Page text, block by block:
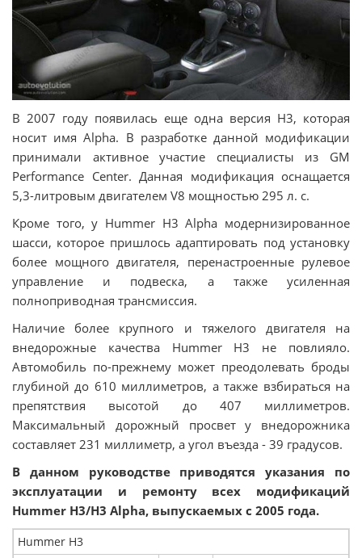
В 2007 году появилась еще одна версия Н3, которая
носит имя Alpha. В разработке данной модификации
принимали активное участие специалисты из GM
Performance Center. Данная модификация оснащается
5,3-литровым двигателем V8 мощностью 295 л. с.
Кроме того, у Hummer H3 Alpha модернизированное
шасси, которое пришлось адаптировать под установку
более мощного двигателя, перенастроенные рулевое
управление и подвеска, а также усиленная
полноприводная трансмиссия.
Наличие более крупного и тяжелого двигателя на
внедорожные качества Hummer H3 не повлияло.
Автомобиль по-прежнему может преодолевать броды
глубиной до 610 миллиметров, а также взбираться на
препятствия высотой до 407 миллиметров.
Максимальный дорожный просвет у внедорожника
составляет 231 миллиметр, а угол въезда - 39 градусов.
В данном руководстве приводятся указания по
эксплуатации и ремонту всех модификаций
Hummer H3/H3 Alpha, выпускаемых с 2005 года.
Hummer H3